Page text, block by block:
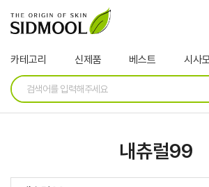
카테고리 신제품 베스트 시사
내츄럴99